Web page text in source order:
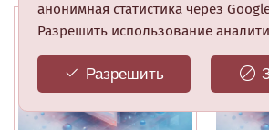
анонимная статистика через
Разрешить использование
Разрешить